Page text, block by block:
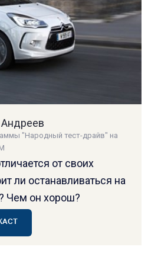
"Народный тест-драйв" на
от своих
ли останавливаться на
Чем он хорош?